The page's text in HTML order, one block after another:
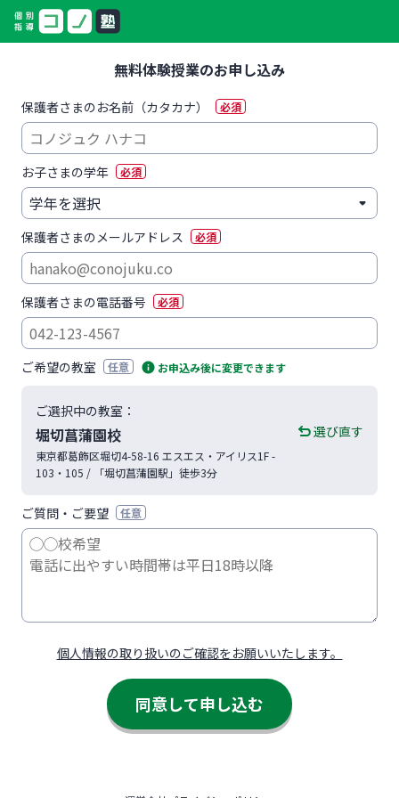
無料体験授業のお申し込み
保護者さまのお名前（カタカナ） 必須
お子さまの学年 必須
保護者さまのメールアドレス 必須
保護者さまの電話番号 必須
ご希望の教室 任意 お申込み後に変更できます
ご選択中の教室：
堀切菖蒲園校
東京都葛飾区堀切4-58-16 エスエス・アイリス1F -
103・105 / 「堀切菖蒲園駅」徒歩3分
選び直す
ご質問・ご要望 任意
個人情報の取り扱いのご確認をお願いいたします。
同意して申し込む